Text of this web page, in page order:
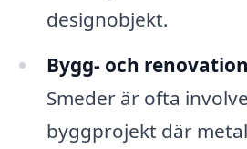
designobjekt.
Bygg- och
Smeder är ofta
byggprojekt där